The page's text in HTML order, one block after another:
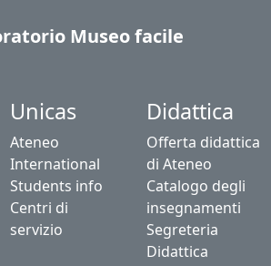
Museo facile
Unicas
Ateneo
International
Students info
Centri di
servizio
Didattica
Offerta didattica
di Ateneo
Catalogo degli
insegnamenti
Segreteria
Didattica